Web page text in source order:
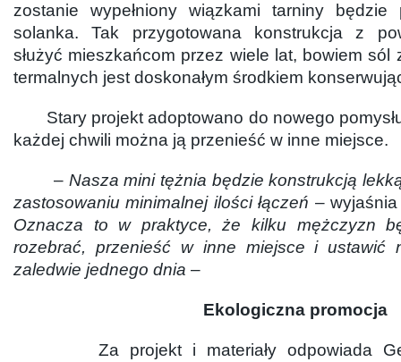
zostanie wypełniony wiązkami tarniny będzie
solanka. Tak przygotowana konstrukcja z
służyć mieszkańcom przez wiele lat, bowiem sól
termalnych jest doskonałym środkiem
Stary projekt adoptowano do nowego
każdej chwili można ją przenieść w inne miejsce.
– Nasza mini tężnia będzie konstrukcją
zastosowaniu minimalnej ilości łączeń –
Oznacza to w praktyce, że kilku mężczyzn
rozebrać, przenieść w inne miejsce i ustawić
zaledwie jednego dnia –
Ekologiczna promocja
Za projekt i materiały odpowiada